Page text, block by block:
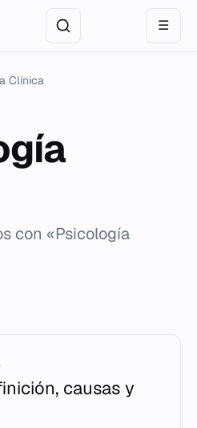
☰
Clínica
con «Psicología
causas y